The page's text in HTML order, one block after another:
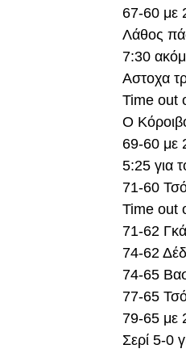
67-60 με
Λάθος
7:30
Αστοχα
Time
Ο
69-60 με
5:25 για
71-60
Time out
71-62
74-62
74-65
77-65
79-65 με
Σερί 5-0